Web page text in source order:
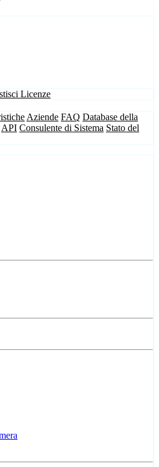
Licenze
Aziende FAQ Database della
API Consulente di Sistema Stato del